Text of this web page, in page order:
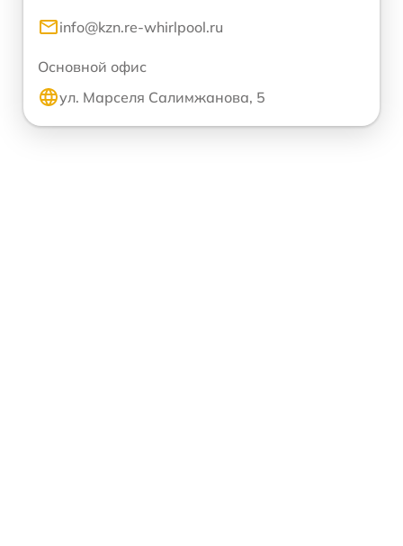
info@kzn.re-whirlpool.ru
Основной офис
ул. Марселя Салимжанова, 5